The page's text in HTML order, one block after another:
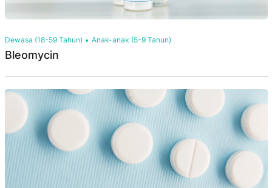
Dewasa (18-59 Tahun) Anak-anak (5-9 Tahun)
Bleomycin